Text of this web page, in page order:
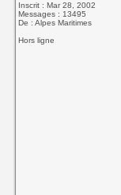
Inscrit : Mar 28, 2002
Messages : 13495
De : Alpes Maritimes
Hors ligne